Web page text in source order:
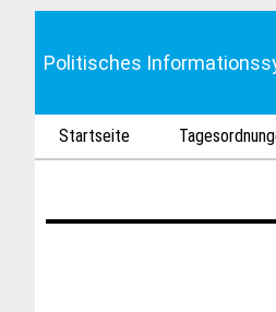
Politisches
Startseite